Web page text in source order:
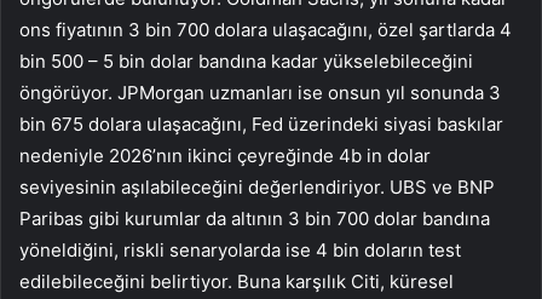
ons fiyatının 3 bin 700 dolara ulaşacağını, özel şartlarda 4
bin 500 – 5 bin dolar bandına kadar yükselebileceğini
öngörüyor. JPMorgan uzmanları ise onsun yıl sonunda 3
bin 675 dolara ulaşacağını, Fed üzerindeki siyasi baskılar
nedeniyle 2026’nın ikinci çeyreğinde 4b in dolar
seviyesinin aşılabileceğini değerlendiriyor. UBS ve BNP
Paribas gibi kurumlar da altının 3 bin 700 dolar bandına
yöneldiğini, riskli senaryolarda ise 4 bin doların test
edilebileceğini belirtiyor. Buna karşılık Citi, küresel